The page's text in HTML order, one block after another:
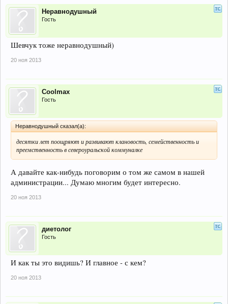
Неравнодушный
Гость
Шевчук тоже неравнодушный)
20 ноя 2013
Coolmax
Гость
Неравнодушный сказал(а):
десятки лет поощряют и развивают клановость, семейственность и
преемственность в североуральской коммуналке
А давайте как-нибудь поговорим о том же самом в нашей
администрации... Думаю многим будет интересно.
20 ноя 2013
диетолог
Гость
И как ты это видишь? И главное - с кем?
20 ноя 2013